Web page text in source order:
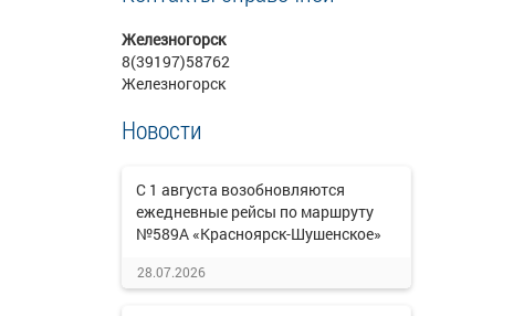
Железногорск
8(39197)58762
Железногорск
Новости
С 1 августа возобновляются
ежедневные рейсы по маршруту
№589А «Красноярск-Шушенское»
28.07.2026